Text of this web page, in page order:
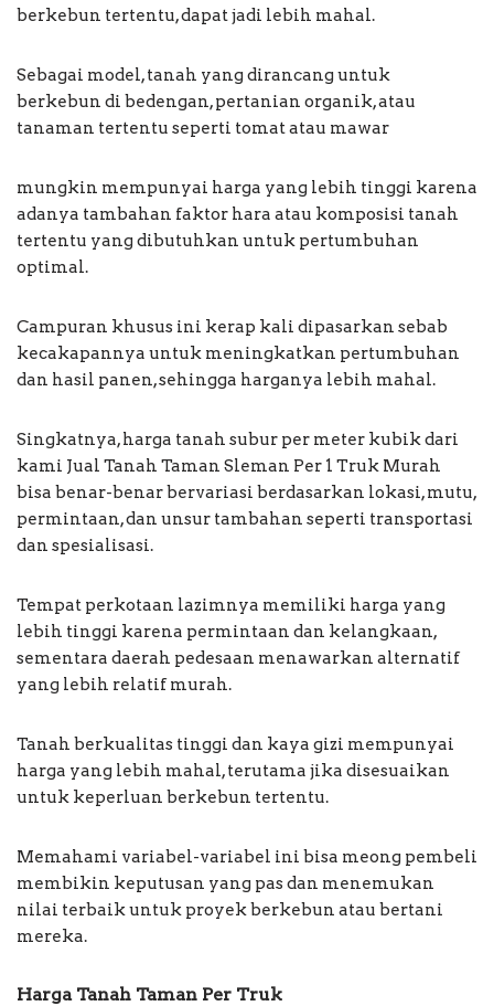
berkebun tertentu, dapat jadi lebih mahal.
Sebagai model, tanah yang dirancang untuk
berkebun di bedengan, pertanian organik, atau
tanaman tertentu seperti tomat atau mawar
mungkin mempunyai harga yang lebih tinggi karena
adanya tambahan faktor hara atau komposisi tanah
tertentu yang dibutuhkan untuk pertumbuhan
optimal.
Campuran khusus ini kerap kali dipasarkan sebab
kecakapannya untuk meningkatkan pertumbuhan
dan hasil panen, sehingga harganya lebih mahal.
Singkatnya, harga tanah subur per meter kubik dari
kami Jual Tanah Taman Sleman Per 1 Truk Murah
bisa benar-benar bervariasi berdasarkan lokasi, mutu,
permintaan, dan unsur tambahan seperti transportasi
dan spesialisasi.
Tempat perkotaan lazimnya memiliki harga yang
lebih tinggi karena permintaan dan kelangkaan,
sementara daerah pedesaan menawarkan alternatif
yang lebih relatif murah.
Tanah berkualitas tinggi dan kaya gizi mempunyai
harga yang lebih mahal, terutama jika disesuaikan
untuk keperluan berkebun tertentu.
Memahami variabel-variabel ini bisa meong pembeli
membikin keputusan yang pas dan menemukan
nilai terbaik untuk proyek berkebun atau bertani
mereka.
Harga Tanah Taman Per Truk